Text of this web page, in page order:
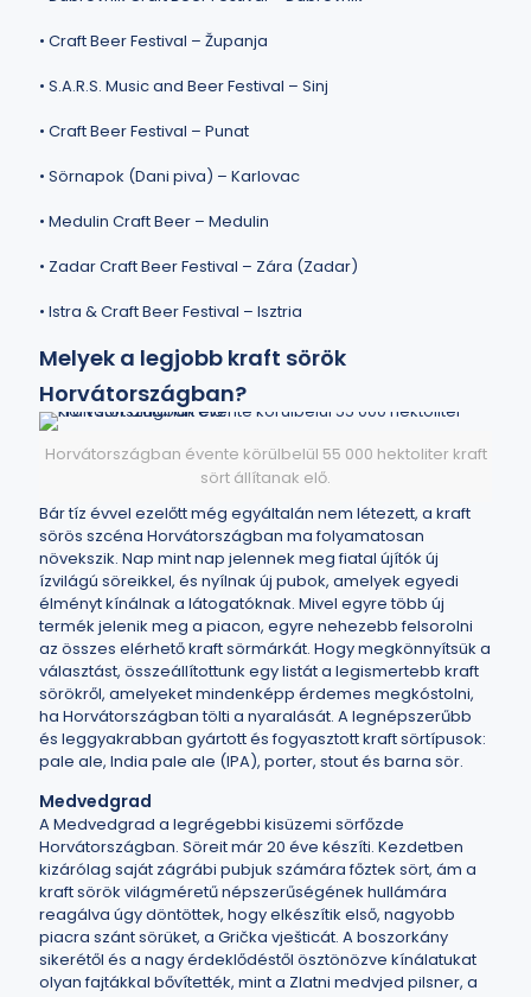
• Craft Beer Festival – Županja
• S.A.R.S. Music and Beer Festival – Sinj
• Craft Beer Festival – Punat
• Sörnapok (Dani piva) – Karlovac
• Medulin Craft Beer – Medulin
• Zadar Craft Beer Festival – Zára (Zadar)
• Istra & Craft Beer Festival – Isztria
Melyek a legjobb kraft sörök
Horvátországban?
Horvátországban évente körülbelül 55 000 hektoliter kraft
sört állítanak elő.
Bár tíz évvel ezelőtt még egyáltalán nem létezett, a kraft
sörös szcéna Horvátországban ma folyamatosan
növekszik. Nap mint nap jelennek meg fiatal újítók új
ízvilágú söreikkel, és nyílnak új pubok, amelyek egyedi
élményt kínálnak a látogatóknak. Mivel egyre több új
termék jelenik meg a piacon, egyre nehezebb felsorolni
az összes elérhető kraft sörmárkát. Hogy megkönnyítsük a
választást, összeállítottunk egy listát a legismertebb kraft
sörökről, amelyeket mindenképp érdemes megkóstolni,
ha Horvátországban tölti a nyaralását. A legnépszerűbb
és leggyakrabban gyártott és fogyasztott kraft sörtípusok:
pale ale, India pale ale (IPA), porter, stout és barna sör.
Medvedgrad
A Medvedgrad a legrégebbi kisüzemi sörfőzde
Horvátországban. Söreit már 20 éve készíti. Kezdetben
kizárólag saját zágrábi pubjuk számára főztek sört, ám a
kraft sörök világméretű népszerűségének hullámára
reagálva úgy döntöttek, hogy elkészítik első, nagyobb
piacra szánt sörüket, a Grička vješticát. A boszorkány
sikerétől és a nagy érdeklődéstől ösztönözve kínálatukat
olyan fajtákkal bővítették, mint a Zlatni medvjed pilsner, a